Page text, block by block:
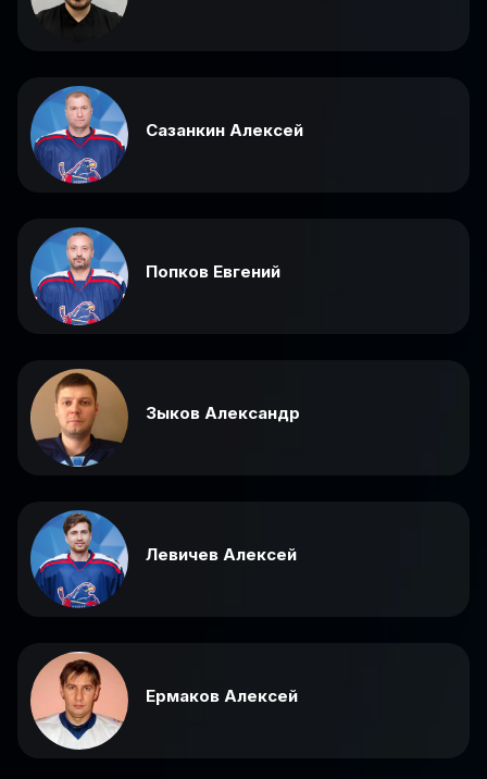
Сазанкин Алексей
Попков Евгений
Зыков Александр
Левичев Алексей
Ермаков Алексей